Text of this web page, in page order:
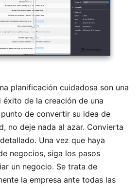
planificación cuidadosa son una
éxito de la creación de una
de convertir su idea de
no deje nada al azar. Convierta
Una vez que haya
negocios, siga los pasos
un negocio. Se trata de
la empresa ante todas las